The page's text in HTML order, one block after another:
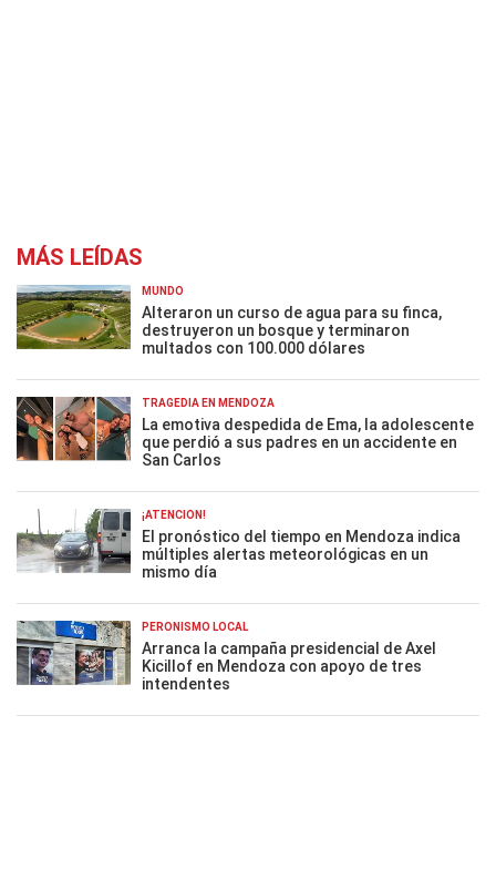
MÁS LEÍDAS
MUNDO
Alteraron un curso de agua para su finca,
destruyeron un bosque y terminaron
multados con 100.000 dólares
TRAGEDIA EN MENDOZA
La emotiva despedida de Ema, la adolescente
que perdió a sus padres en un accidente en
San Carlos
¡ATENCIÓN!
El pronóstico del tiempo en Mendoza indica
múltiples alertas meteorológicas en un
mismo día
PERONISMO LOCAL
Arranca la campaña presidencial de Axel
Kicillof en Mendoza con apoyo de tres
intendentes